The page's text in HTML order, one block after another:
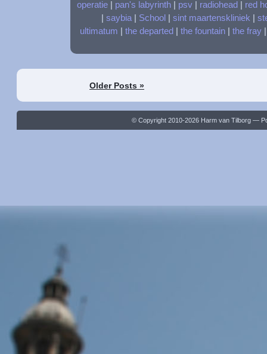
operatie| pan's labyrinth| psv| radiohead
red
saybia| School sint maartenskliniek
ultimatum
the departed the fountain| the fray
Older Posts »
© Copyright 2010-2026 Harm van Tilborg —